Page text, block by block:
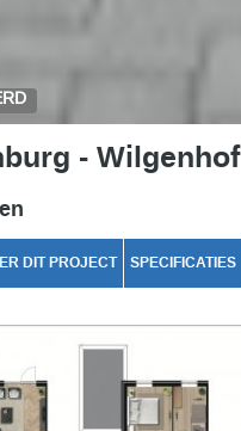
- Wilgenhof
DIT PROJECT SPECIFICATIES